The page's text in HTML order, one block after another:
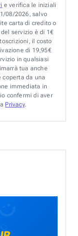
e verifica le iniziali
08/2026, salvo
carta di credito o
servizio è di 1€
il costo
di 19,95€
in qualsiasi
tua anche
coperta da una
immediata in
confermi di aver
Privacy.